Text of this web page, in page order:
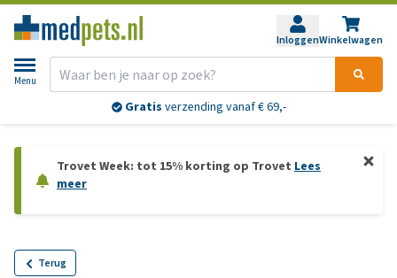
InloggenWinkelwagen
Menu
Gratis verzending vanaf € 69,-
Trovet Week: tot 15% korting op Trovet Lees
meer
Terug